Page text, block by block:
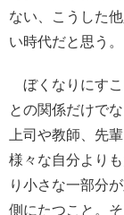
ない、こうした
い時代だと思う。
ぼくなりにす
との関係だけで
上司や教師、先
様々な自分より
り小さな一部分
側にたつこと。